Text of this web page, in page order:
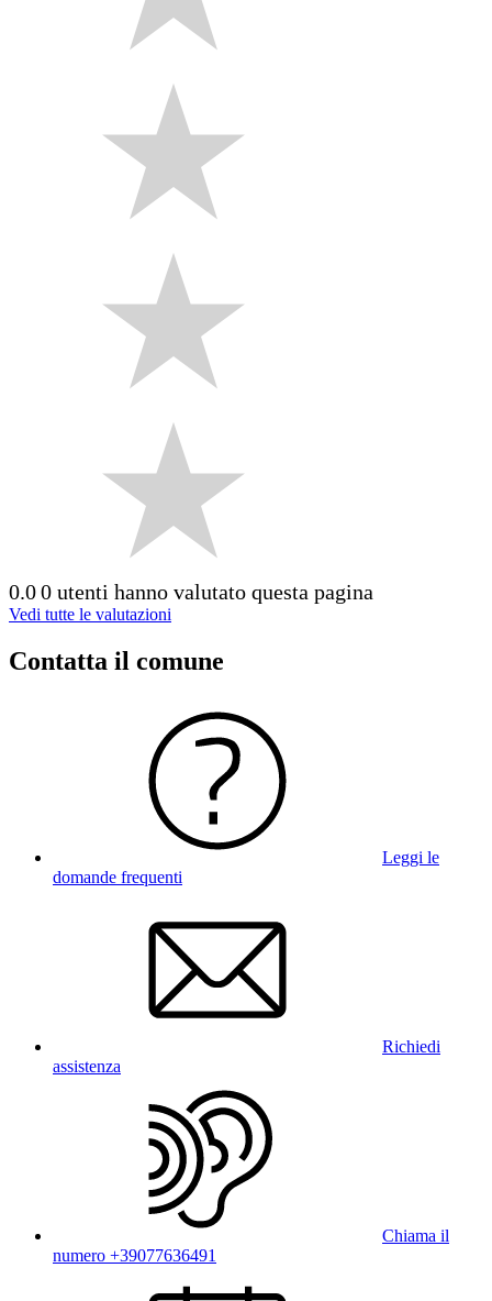
0.00 utenti hanno valutato questa pagina
Vedi tutte le valutazioni
Contatta il comune
Leggi le
domande frequenti
Richiedi
assistenza
Chiama il
numero +39077636491